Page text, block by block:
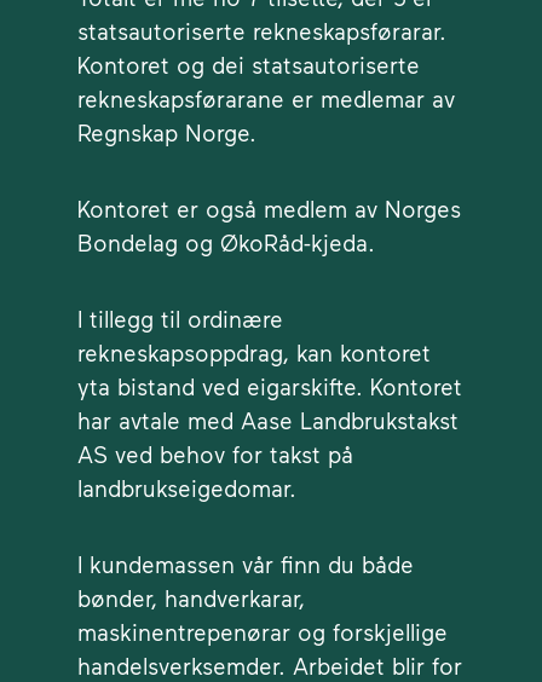
statsautoriserte rekneskapsførarar.
Kontoret og dei statsautoriserte
rekneskapsførarane er medlemar av
Regnskap Norge.
Kontoret er også medlem av Norges
Bondelag og ØkoRåd-kjeda.
I tillegg til ordinære
rekneskapsoppdrag, kan kontoret
yta bistand ved eigarskifte. Kontoret
har avtale med Aase Landbrukstakst
AS ved behov for takst på
landbrukseigedomar.
I kundemassen vår finn du både
bønder, handverkarar,
maskinentrepenørar og forskjellige
handelsverksemder. Arbeidet blir for